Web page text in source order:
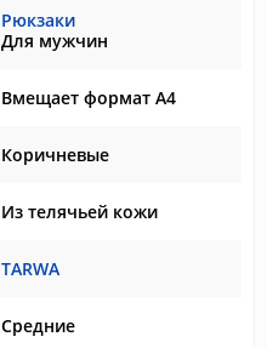
Рюкзаки
Для мужчин
Вмещает формат А4
Коричневые
Из телячьей кожи
TARWA
Средние